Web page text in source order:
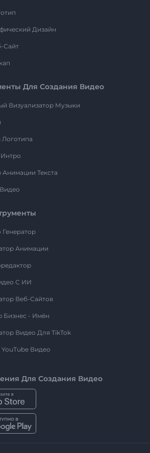
Дизайн
Сайт
Для Создания Видео
Визуализатор Музыки
Анимации Текста
Анимации
С ИИ
Веб-Сайтов
Бизнес - Имён
Видео Для TikTok
Видео
Для Создания Видео